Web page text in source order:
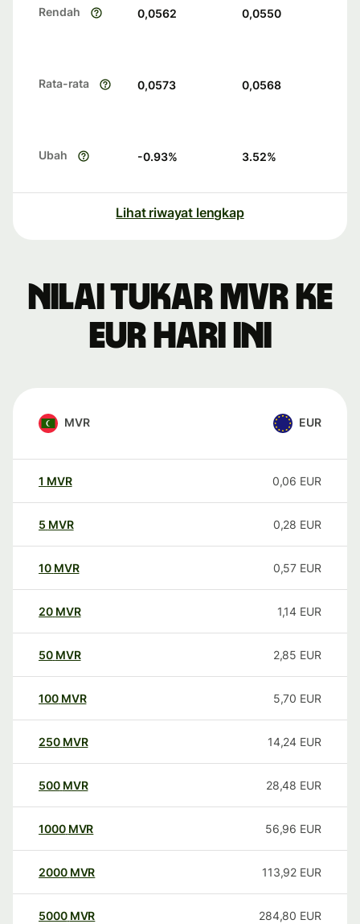
Rendah 0,0562 0,0550
Rata-rata 0,0573 0,0568
Ubah -0.93% 3.52%
Lihat riwayat lengkap
Nilai tukar MVR ke
EUR hari ini
MVR EUR
1 MVR 0,06 EUR
5 MVR 0,28 EUR
10 MVR 0,57 EUR
20 MVR 1,14 EUR
50 MVR 2,85 EUR
100 MVR 5,70 EUR
250 MVR 14,24 EUR
500 MVR 28,48 EUR
1000 MVR 56,96 EUR
2000 MVR 113,92 EUR
5000 MVR 284,80 EUR